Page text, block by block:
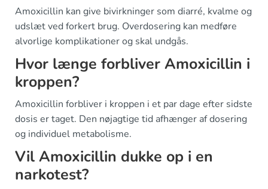
Amoxicillin kan give bivirkninger som diarré, kvalme og
udslæt ved forkert brug. Overdosering kan medføre
alvorlige komplikationer og skal undgås.
Hvor længe forbliver Amoxicillin i
kroppen?
Amoxicillin forbliver i kroppen i et par dage efter sidste
dosis er taget. Den nøjagtige tid afhænger af dosering
og individuel metabolisme.
Vil Amoxicillin dukke op i en
narkotest?